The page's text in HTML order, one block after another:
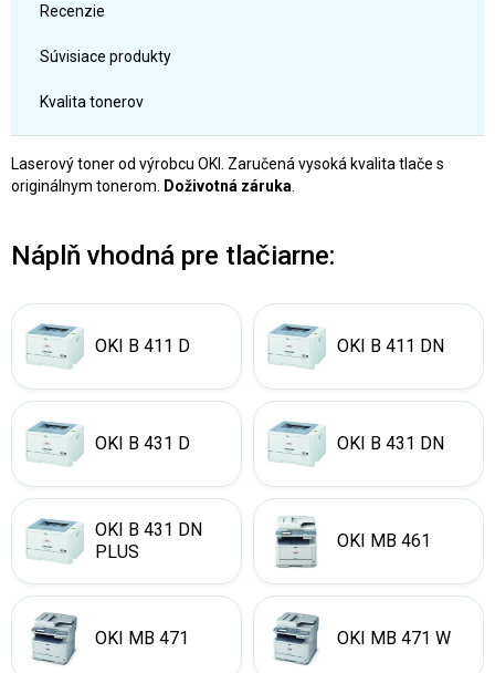
Recenzie
Súvisiace produkty
Kvalita tonerov
Laserový toner od výrobcu OKI. Zaručená vysoká kvalita tlače s
originálnym tonerom.
Doživotná záruka
Náplň vhodná pre tlačiarne:
OKI B 411 D OKI B 411 DN
OKI B 431 D OKI B 431 DN
OKI B 431 DN
PLUS
OKI MB 461
OKI MB 471 OKI MB 471 W